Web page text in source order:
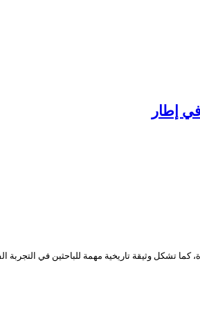
المسرحية الجزائرية المعاصرة، كما تشكل وثيقة تاريخية مهمة